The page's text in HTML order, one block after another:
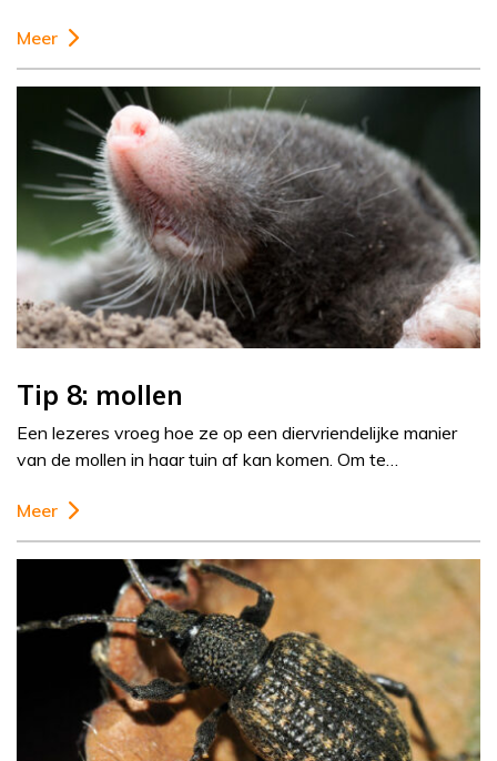
Meer
Tip 8: mollen
Een lezeres vroeg hoe ze op een diervriendelijke manier
van de mollen in haar tuin af kan komen. Om te…
Meer